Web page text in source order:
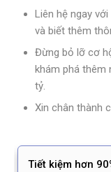
Liên hệ ngay
và biết thêm
Đừng bỏ lỡ cơ
khám phá thêm
tỷ.
Xin chân thành
Tiết kiệm hơn